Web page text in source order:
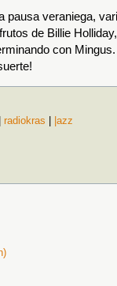
pausa veraniega,
de Billie
con
radiokras
|azz